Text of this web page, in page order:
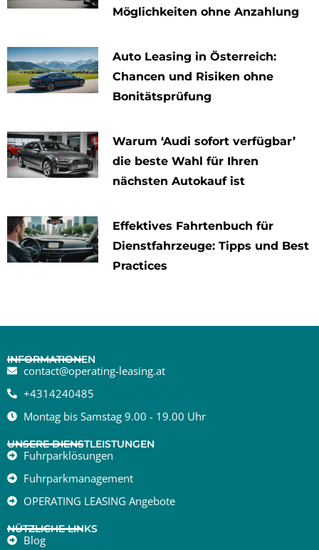
Möglichkeiten ohne Anzahlung
Auto Leasing in Österreich:
Chancen und Risiken ohne
Bonitätsprüfung
Warum ‘Audi sofort verfügbar’
die beste Wahl für Ihren
nächsten Autokauf ist
Effektives Fahrtenbuch für
Dienstfahrzeuge: Tipps und Best
Practices
INFORMATIONEN
contact@operating-leasing.at
+4314240485
Montag bis Samstag 9.00 - 19.00 Uhr
UNSERE DIENSTLEISTUNGEN
Fuhrparklösungen
Fuhrparkmanagement
OPERATING LEASING Angebote
NÜTZLICHE LINKS
Blog